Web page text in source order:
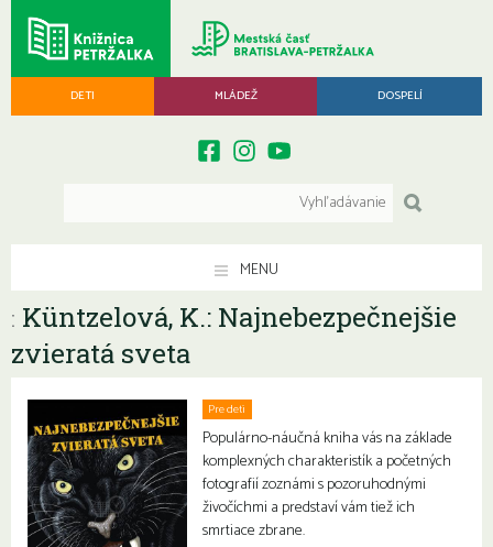
DETI MLÁDEŽ DOSPELÍ
MENU
: Küntzelová, K.: Najnebezpečnejšie
zvieratá sveta
Pre deti
Populárno-náučná kniha vás na základe
komplexných charakteristík a početných
fotografií zoznámi s pozoruhodnými
živočíchmi a predstaví vám tiež ich
smrtiace zbrane.